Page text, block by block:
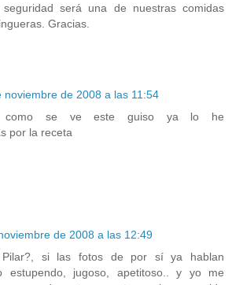
será una de nuestras comidas
Gracias.
noviembre de 2008 a las 11:54
como se ve este guiso ya lo he
por la receta
de 2008 a las 12:49
Pilar?, si las fotos de por sí ya hablan
estupendo, jugoso, apetitoso.. y yo me